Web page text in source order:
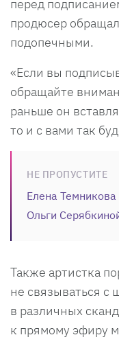
перед
продюсер
подопечными.
«Если вы
обращайте
раньше он
то и с вами так
НЕ ПРОПУСТИТЕ
Елена
Ольги
Также артистка
не связываться
в различных
к прямому эфиру